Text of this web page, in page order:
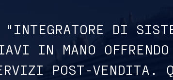
DI
IN MANO
POST-VENDITA.